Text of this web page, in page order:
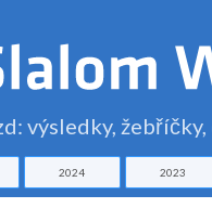
výsledky, žebříčky,
2024 2023